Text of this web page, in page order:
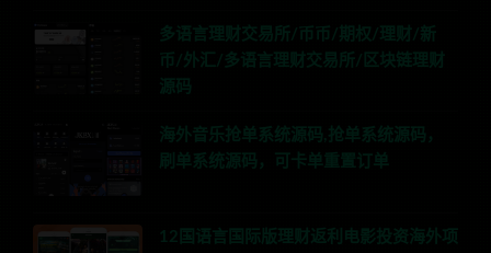
多语言理财交易所/币币/期权/理财/新
币/外汇/多语言理财交易所/区块链理财
源码
海外音乐抢单系统源码,抢单系统源码，
刷单系统源码，可卡单重置订单
12国语言国际版理财返利电影投资海外项